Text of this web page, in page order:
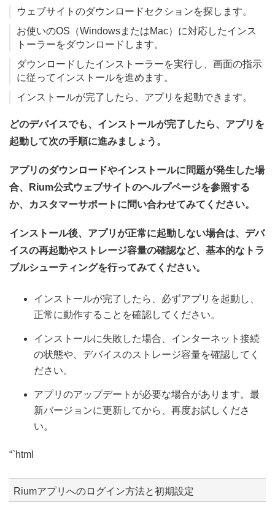
ウェブサイトのダウンロードセクションを探します。
お使いのOS（WindowsまたはMac）に対応したインス
トーラーをダウンロードします。
ダウンロードしたインストーラーを実行し、画面の指示
に従ってインストールを進めます。
インストールが完了したら、アプリを起動できます。
どのデバイスでも、インストールが完了したら、アプリを
起動して次の手順に進みましょう。
アプリのダウンロードやインストールに問題が発生した場
合、Rium公式ウェブサイトのヘルプページを参照する
か、カスタマーサポートに問い合わせてみてください。
インストール後、アプリが正常に起動しない場合は、デバ
イスの再起動やストレージ容量の確認など、基本的なトラ
ブルシューティングを行ってみてください。
インストールが完了したら、必ずアプリを起動し、
正常に動作することを確認してください。
インストールに失敗した場合、インターネット接続
の状態や、デバイスのストレージ容量を確認してく
ださい。
アプリのアップデートが必要な場合があります。最
新バージョンに更新してから、再度お試しくださ
い。
“`html
Riumアプリへのログイン方法と初期設定